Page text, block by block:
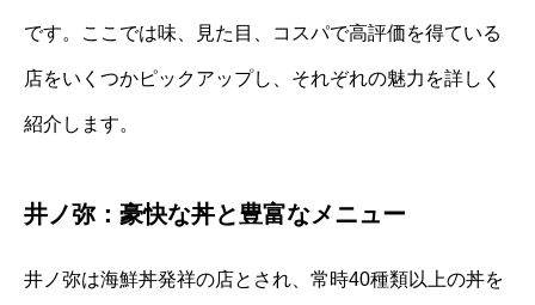
です。ここでは味、見た目、コスパで高評価を得ている
店をいくつかピックアップし、それぞれの魅力を詳しく
紹介します。
井ノ弥：豪快な丼と豊富なメニュー
井ノ弥は海鮮丼発祥の店とされ、常時40種類以上の丼を